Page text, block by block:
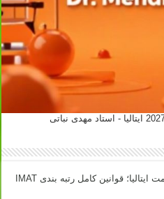
نحوه رتبه بندی داوطلبان در آزمون آیمت ایتالیا؛ قوانین کامل رتبه بندی IMAT